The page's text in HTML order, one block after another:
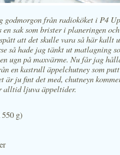
godmorgon från radioköket i P4
en sak som brister i planeringen
att det skulle vara så här kallt
så hade jag tänkt ut matlagning
ugn på maxvärme. Nu får jag
en kastrull äppelchutney som
är ju fint det med, chutneyn
alltid ljuva äppeltider.
550 g)